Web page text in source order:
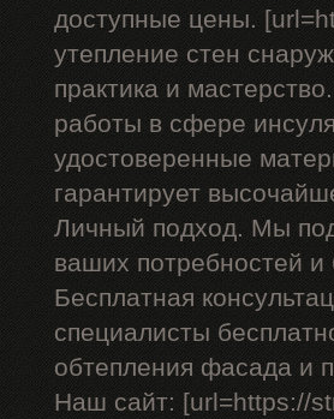
доступные цены.
утепление стен
практика и
работы в сфере
удостоверенные
гарантирует
Личный подход. Мы
ваших потребностей
Бесплатная
специалисты
обтепления фасада и
Наш сайт: [url=https://